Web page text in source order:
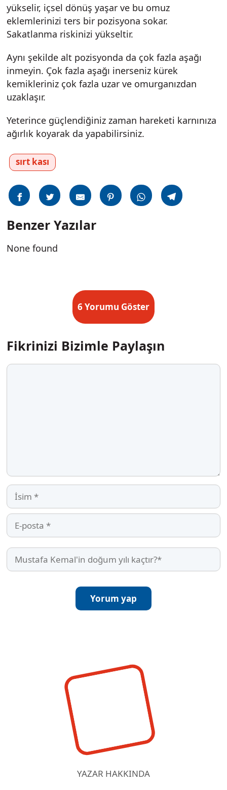
yükselir, içsel dönüş yaşar ve bu omuz
eklemlerinizi ters bir pozisyona sokar.
Sakatlanma riskinizi yükseltir.
Aynı şekilde alt pozisyonda da çok fazla aşağı
inmeyin. Çok fazla aşağı inerseniz kürek
kemikleriniz çok fazla uzar ve omurganızdan
uzaklaşır.
Yeterince güçlendiğiniz zaman hareketi karnınıza
ağırlık koyarak da yapabilirsiniz.
sırt kası
Benzer Yazılar
None found
6 Yorumu Göster
Fikrinizi Bizimle Paylaşın
Yorum
İsim
E-
posta
Mustafa
Kemal'in
YAZAR HAKKINDA